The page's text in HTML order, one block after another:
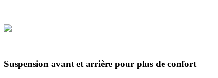
Suspension avant et arrière pour plus de confort